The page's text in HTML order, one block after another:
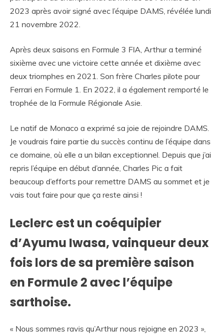
2023 après avoir signé avec l’équipe DAMS, révélée lundi
21 novembre 2022.
Après deux saisons en Formule 3 FIA, Arthur a terminé
sixième avec une victoire cette année et dixième avec
deux triomphes en 2021. Son frère Charles pilote pour
Ferrari en Formule 1. En 2022, il a également remporté le
trophée de la Formule Régionale Asie.
Le natif de Monaco a exprimé sa joie de rejoindre DAMS.
Je voudrais faire partie du succès continu de l’équipe dans
ce domaine, où elle a un bilan exceptionnel. Depuis que j’ai
repris l’équipe en début d’année, Charles Pic a fait
beaucoup d’efforts pour remettre DAMS au sommet et je
vais tout faire pour que ça reste ainsi !
Leclerc est un coéquipier
d’Ayumu Iwasa, vainqueur deux
fois lors de sa première saison
en Formule 2 avec l’équipe
sarthoise.
« Nous sommes ravis qu’Arthur nous rejoigne en 2023 »,